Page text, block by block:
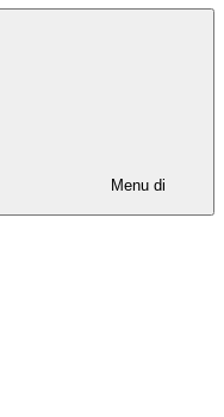
Menu di